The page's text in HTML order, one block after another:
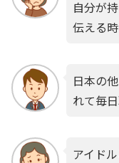
自分が
伝える
日本の
れて毎
アイド